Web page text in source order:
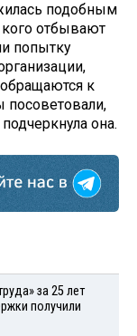
подобным
кого отбывают
попытку
к
посоветовали,
она.
за 25 лет
получили